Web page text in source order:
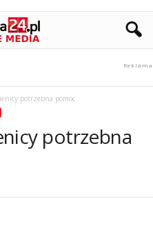
potrzebna pomoc
potrzebna